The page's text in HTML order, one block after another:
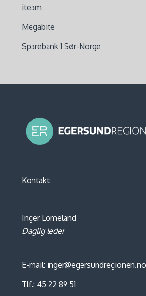
iteam
Megabite
Sparebank 1 Sør-Norge
Kontakt:
Inger Lomeland
Daglig leder
E-mail: inger@egersundregionen.no
Tlf.: 45 22 89 51